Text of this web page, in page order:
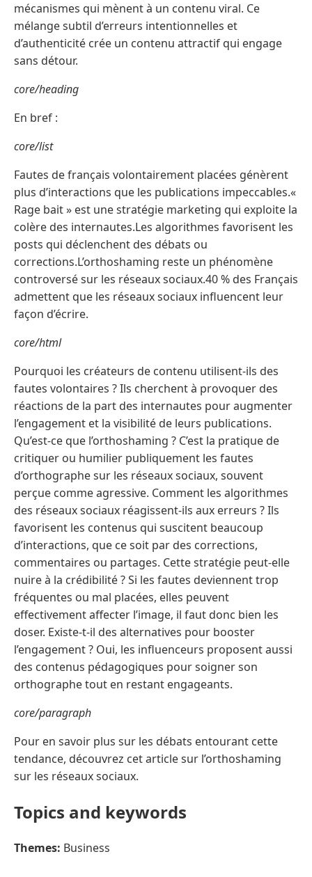
mécanismes qui mènent à un contenu viral. Ce
mélange subtil d’erreurs intentionnelles et
d’authenticité crée un contenu attractif qui engage
sans détour.
core/heading
En bref :
core/list
Fautes de français volontairement placées génèrent
plus d’interactions que les publications impeccables.«
Rage bait » est une stratégie marketing qui exploite la
colère des internautes.Les algorithmes favorisent les
posts qui déclenchent des débats ou
corrections.L’orthoshaming reste un phénomène
controversé sur les réseaux sociaux.40 % des Français
admettent que les réseaux sociaux influencent leur
façon d’écrire.
core/html
Pourquoi les créateurs de contenu utilisent-ils des
fautes volontaires ? Ils cherchent à provoquer des
réactions de la part des internautes pour augmenter
l’engagement et la visibilité de leurs publications.
Qu’est-ce que l’orthoshaming ? C’est la pratique de
critiquer ou humilier publiquement les fautes
d’orthographe sur les réseaux sociaux, souvent
perçue comme agressive. Comment les algorithmes
des réseaux sociaux réagissent-ils aux erreurs ? Ils
favorisent les contenus qui suscitent beaucoup
d’interactions, que ce soit par des corrections,
commentaires ou partages. Cette stratégie peut-elle
nuire à la crédibilité ? Si les fautes deviennent trop
fréquentes ou mal placées, elles peuvent
effectivement affecter l’image, il faut donc bien les
doser. Existe-t-il des alternatives pour booster
l’engagement ? Oui, les influenceurs proposent aussi
des contenus pédagogiques pour soigner son
orthographe tout en restant engageants.
core/paragraph
Pour en savoir plus sur les débats entourant cette
tendance, découvrez cet article sur l’orthoshaming
sur les réseaux sociaux.
Topics and keywords
Themes: Business